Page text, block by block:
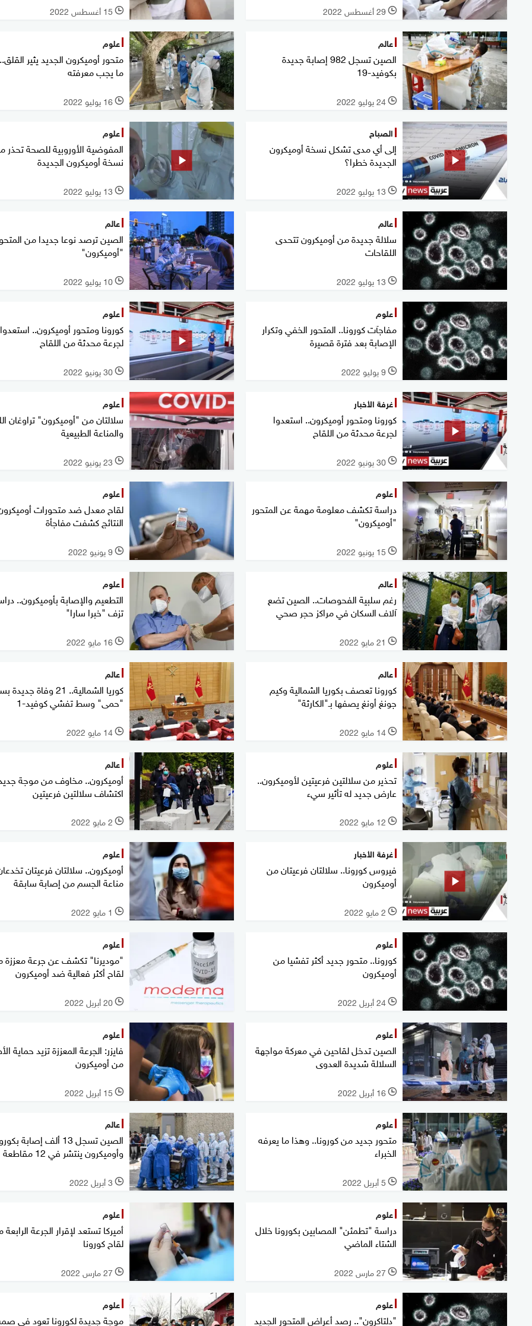
l 29 أغسطس 2022 l 15 أغسطس 2022
عالم
الصين تسجل 982 إصابة جديدة
بكوفيد-19
l 24 يوليو 2022
علوم
متحور أوميكرون الجديد يثير
ما يجب معرفته
l 16 يوليو 2022
الصباح
إلى أي مدى تشكل نسخة أوميكرون
الجديدة خطرا؟
l 13 يوليو 2022
علوم
المفوضية الأوروبية للصحة تحذر
نسخة أوميكرون الجديدة
l 13 يوليو 2022
عالم
سلالة جديدة من أوميكرون تتحدى
اللقاحات
l 13 يوليو 2022
عالم
الصين ترصد نوعا جديدا من
"أوميكرون"
l 10 يوليو 2022
علوم
مفاجآت كورونا.. المتحور الخفي وتكرار
الإصابة بعد فترة قصيرة
l 9 يوليو 2022
علوم
كورونا ومتحور أوميكرون.. استعدوا
لجرعة محدثة من اللقاح
l 30 يونيو 2022
غرفة الأخبار
كورونا ومتحور أوميكرون.. استعدوا
لجرعة محدثة من اللقاح
l 30 يونيو 2022
علوم
سلالتان من "أوميكرون" تراوغان
والمناعة الطبيعية
l 23 يونيو 2022
علوم
دراسة تكشف معلومة مهمة عن المتحور
"أوميكرون"
l 15 يونيو 2022
علوم
لقاح معدل ضد متحورات
النتائج كشفت مفاجأة
l 9 يونيو 2022
عالم
رغم سلبية الفحوصات.. الصين تضع
آلاف السكان في مراكز حجر صحي
l 21 مايو 2022
علوم
التطعيم والإصابة بأوميكرون..
تزف "خبرا سارا"
l 16 مايو 2022
عالم
كورونا تعصف بكوريا الشمالية وكيم
جونغ أونغ يصفها بـ"الكارثة"
l 14 مايو 2022
عالم
كوريا الشمالية.. 21 وفاة
"حمى" وسط تفشي كوفيد-1
l 14 مايو 2022
علوم
تحذير من سلالتين فرعيتين لأوميكرون..
عارض جديد له تأثير سيء
l 12 مايو 2022
عالم
أوميكرون.. مخاوف من موجة
اكتشاف سلالتين فرعيتين
l 2 مايو 2022
غرفة الأخبار
فيروس كورونا.. سلالتان فرعيتان من
أوميكرون
l 2 مايو 2022
علوم
أوميكرون.. سلالتان فرعيتان
مناعة الجسم من إصابة سابقة
l 1 مايو 2022
علوم
كورونا.. متحور جديد أكثر تفشيا من
أوميكرون
l 24 أبريل 2022
علوم
"موديرنا" تكشف عن جرعة
لقاح أكثر فعالية ضد أوميكرون
l 20 أبريل 2022
علوم
الصين تدخل لقاحين في معركة مواجهة
السلالة شديدة العدوى
l 16 أبريل 2022
علوم
فايزر: الجرعة المعززة تزيد حماية
من أوميكرون
l 15 أبريل 2022
علوم
متحور جديد من كورونا.. وهذا ما يعرفه
الخبراء
l 5 أبريل 2022
عالم
الصين تسجل 13 ألف إصابة
وأوميكرون ينتشر في 12 مقاطعة
l 3 أبريل 2022
علوم
دراسة "تطمئن" المصابين بكورونا خلال
الشتاء الماضي
l 27 مارس 2022
علوم
أميركا تستعد لإقرار الجرعة
لقاح كورونا
l 27 مارس 2022
علوم
"دلتاكرون".. رصد أعراض المتحور الجديد
علوم
موجة جديدة لكورونا تعود في